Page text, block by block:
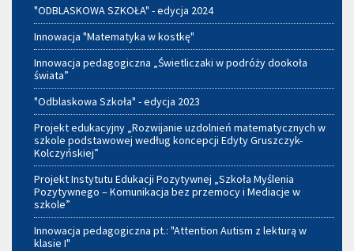
"ODBLASKOWA SZKOŁA" - edycja 2024
Innowacja "Matematyka w kostkę"
Innowacja pedagogiczna „Świetliczaki w podróży dookoła
świata”
"Odblaskowa Szkoła" - edycja 2023
Projekt edukacyjny „Rozwijanie uzdolnień matematycznych w
szkole podstawowej według koncepcji Edyty Gruszczyk-
Kolczyńskiej”
Projekt Instytutu Edukacji Pozytywnej „Szkoła Myślenia
Pozytywnego – Komunikacja bez przemocy i Mediacje w
szkole”
Innowacja pedagogiczna pt.: "Attention Autism z lekturą w
klasie I"